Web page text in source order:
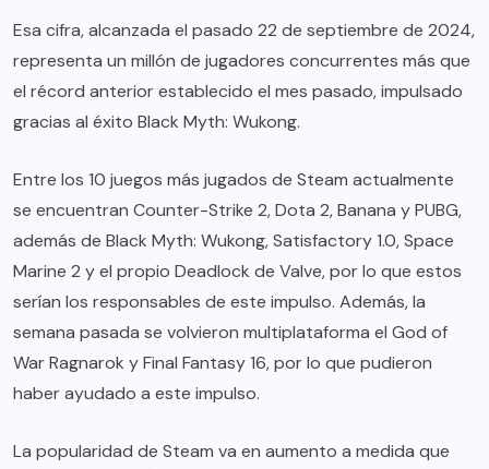
Esa cifra, alcanzada el pasado 22 de septiembre de 2024,
representa un millón de jugadores concurrentes más que
el récord anterior establecido el mes pasado, impulsado
gracias al éxito Black Myth: Wukong.
Entre los 10 juegos más jugados de Steam actualmente
se encuentran Counter-Strike 2, Dota 2, Banana y PUBG,
además de Black Myth: Wukong, Satisfactory 1.0, Space
Marine 2 y el propio Deadlock de Valve, por lo que estos
serían los responsables de este impulso. Además, la
semana pasada se volvieron multiplataforma el God of
War Ragnarok y Final Fantasy 16, por lo que pudieron
haber ayudado a este impulso.
La popularidad de Steam va en aumento a medida que